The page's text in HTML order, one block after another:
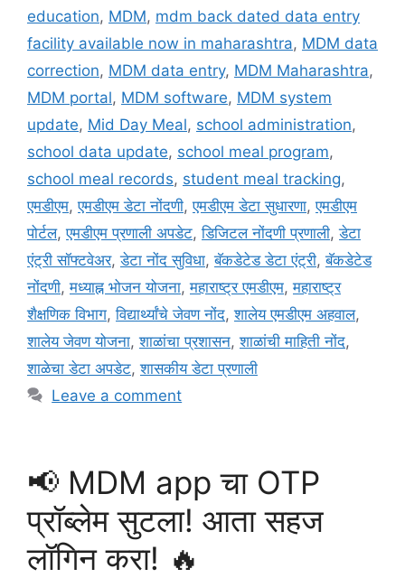
r
i
s
education, MDM, mdm back dated data entry
facility available now in maharashtra, MDM data
correction, MDM data entry, MDM Maharashtra,
MDM portal, MDM software, MDM system
update, Mid Day Meal, school administration,
school data update, school meal program,
school meal records, student meal tracking,
एमडीएम,एमडीएम डेटा नोंदणी,एमडीएम डेटा सुधारणा,एमडीएम
पोर्टल,एमडीएम प्रणाली अपडेट,डिजिटल नोंदणी प्रणाली,डेटा
एंट्री सॉफ्टवेअर,डेटा नोंद सुविधा,बॅकडेटेड डेटा एंट्री,बॅकडेटेड
नोंदणी,मध्याह्न भोजन योजना,महाराष्ट्र एमडीएम,महाराष्ट्र
शैक्षणिक विभाग,विद्यार्थ्यांचे जेवण नोंद,शालेय एमडीएम अहवाल,
शालेय जेवण योजना,शाळांचा प्रशासन,शाळांची माहिती नोंद,
शाळेचा डेटा अपडेट,शासकीय डेटा प्रणाली
Leave a comment
📢 MDM app चा OTP
प्रॉब्लेम सुटला! आता सहज
लॉगिन करा! 🔥